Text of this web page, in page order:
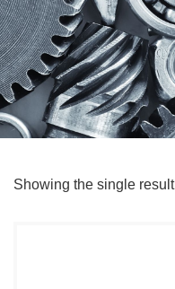
Showing the single result